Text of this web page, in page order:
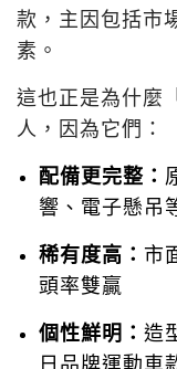
款，主因包括市
素。
這也正是為什麼
人，因為它們：
配備更完整：
響、電子懸吊
稀有度高： 市
頭率雙贏
個性鮮明： 造